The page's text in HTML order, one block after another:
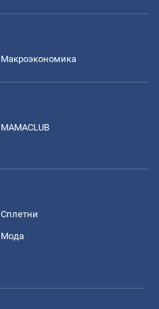
Mакроэкономика
MAMACLUB
Сплетни
Мода